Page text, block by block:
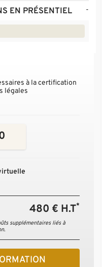
EN PRÉSENTIEL -
à la certification
légales
480 € H.T*
supplémentaires liés à